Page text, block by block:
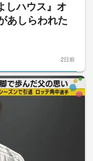
しハウス』オ
あしらわれた
2日前